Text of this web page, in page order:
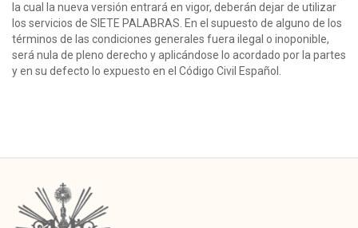
la cual la nueva versión entrará en vigor, deberán dejar de utilizar
los servicios de SIETE PALABRAS. En el supuesto de alguno de los
términos de las condiciones generales fuera ilegal o inoponible,
será nula de pleno derecho y aplicándose lo acordado por la partes
y en su defecto lo expuesto en el Código Civil Español.